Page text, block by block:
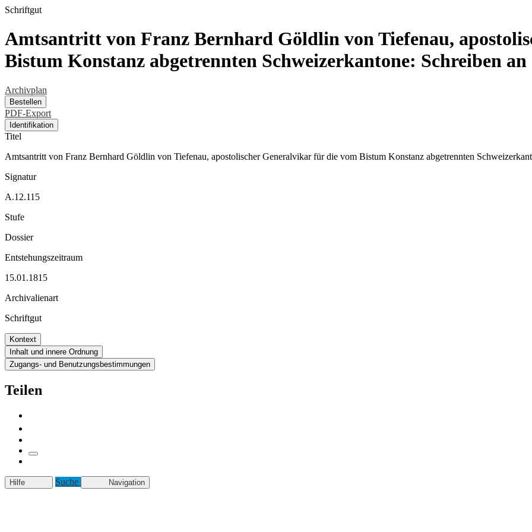
Schriftgut
Amtsantritt von Franz Bernhard Göldlin von Tiefenau,
Bistum Konstanz abgetrennten Schweizerkantone: Schreiben
Archivplan
Bestellen
PDF-Export
Identifikation
Titel
Amtsantritt von Franz Bernhard Göldlin von Tiefenau, apostolischer Generalvikar für die vom Bistum Konstanz abgetrennten
Signatur
A.12.115
Stufe
Dossier
Entstehungszeitraum
15.01.1815
Archivalienart
Schriftgut
Kontext
Inhalt und innere Ordnung
Zugangs- und Benutzungsbestimmungen
Teilen
Hilfe Suche Navigation